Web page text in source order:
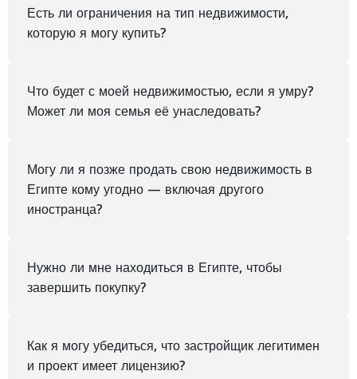
Есть ли ограничения на тип недвижимости,
которую я могу купить?
Что будет с моей недвижимостью, если я умру?
Может ли моя семья её унаследовать?
Могу ли я позже продать свою недвижимость в
Египте кому угодно — включая другого
иностранца?
Нужно ли мне находиться в Египте, чтобы
завершить покупку?
Как я могу убедиться, что застройщик легитимен
и проект имеет лицензию?